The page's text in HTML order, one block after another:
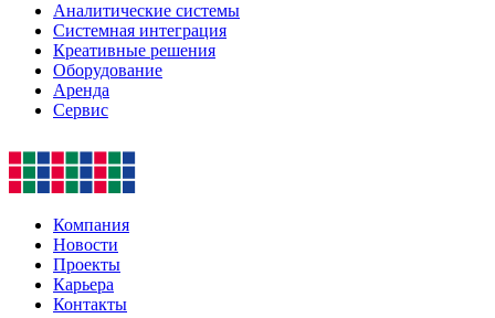
Аналитические системы
Системная интеграция
Креативные решения
Оборудование
Аренда
Сервис
Компания
Новости
Проекты
Карьера
Контакты